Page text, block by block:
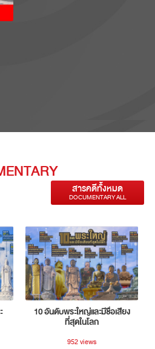
สารคดีทั้งหมด
DOCUMENTARY ALL
10 อันดับพระใหญ่และมีชื่อเสียง
ที่สุดในโลก
952 views